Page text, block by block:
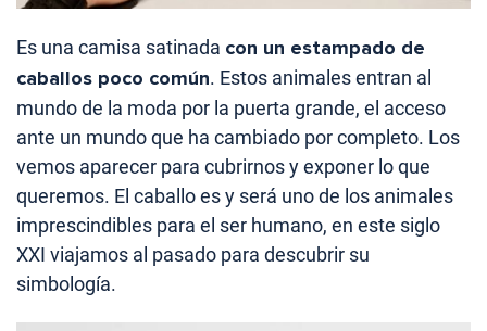
Es una camisa satinada con un estampado de
caballos poco común. Estos animales entran al
mundo de la moda por la puerta grande, el acceso
ante un mundo que ha cambiado por completo. Los
vemos aparecer para cubrirnos y exponer lo que
queremos. El caballo es y será uno de los animales
imprescindibles para el ser humano, en este siglo
XXI viajamos al pasado para descubrir su
simbología.